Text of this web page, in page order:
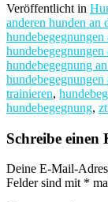
Veröffentlicht in
anderen hunden an
hundebegegnungen
hundebegegnungen
hundebegegnung
hundebegegnungen
trainieren,
hundebegegnung,
Schreibe einen
Deine E-Mail-
Felder sind mit *